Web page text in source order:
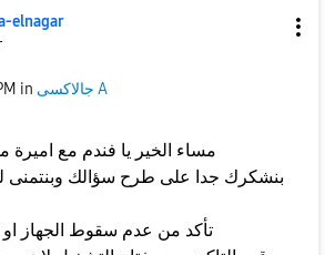
elnagar
in جالاكسى A
مساء الخير يا فندم مع
بنشكرك جدا على طرح سؤالك وبنتمنى
-تأكد من عدم سقوط الجهاز